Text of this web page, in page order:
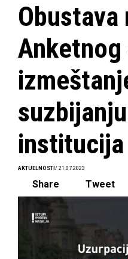
Obustava
Anketnog
institucija
AKTUELNOSTI / 21.07.2023
Share Tweet